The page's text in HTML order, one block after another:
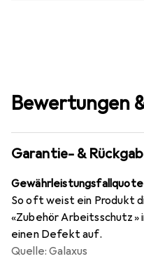
Bewertungen
Garantie- &
Gewährleistungsfallquote
So oft weist ein Produkt
«Zubehör Arbeitsschutz»
einen Defekt auf.
Quelle: Galaxus